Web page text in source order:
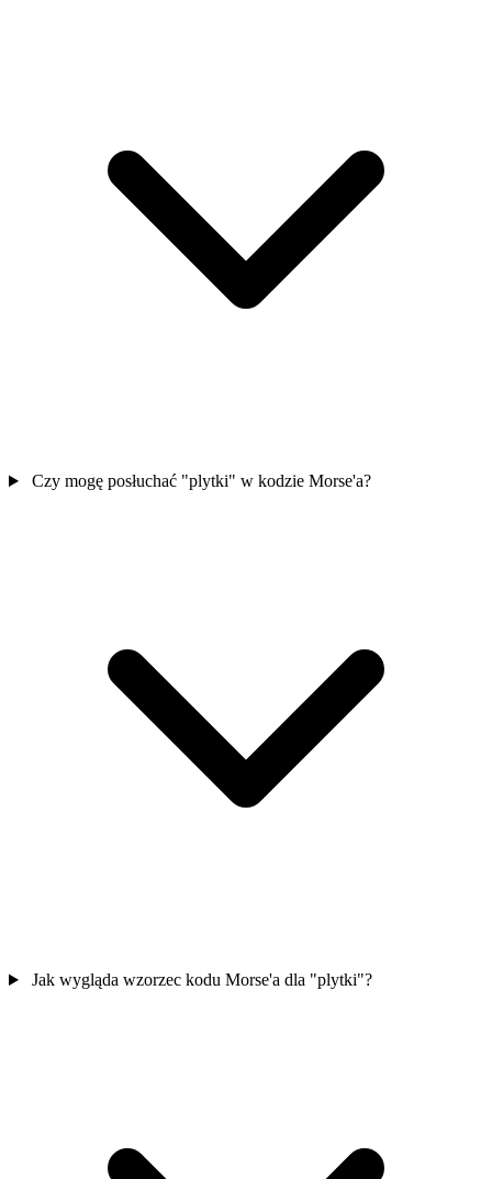
Czy mogę posłuchać "plytki" w kodzie Morse'a?
Jak wygląda wzorzec kodu Morse'a dla "plytki"?